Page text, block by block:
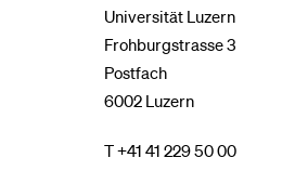
Universität Luzern
Frohburgstrasse 3
Postfach
6002 Luzern
T +41 41 229 50 00